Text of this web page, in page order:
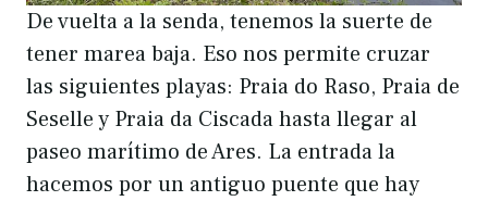
De vuelta a la senda, tenemos la suerte de
tener marea baja. Eso nos permite cruzar
las siguientes playas: Praia do Raso, Praia de
Seselle y Praia da Ciscada hasta llegar al
paseo marítimo de Ares. La entrada la
hacemos por un antiguo puente que hay